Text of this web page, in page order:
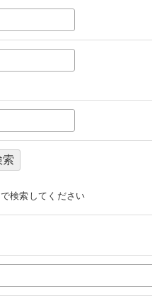
で検索してください